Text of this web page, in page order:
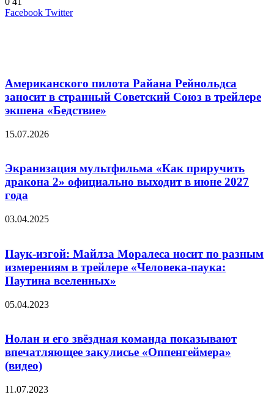
Facebook TwitterLinkedIn
Pinterest
Вконтакте
Одноклассники
Skype
WhatsApp
Telegram
Viber
Американского пилота Райана Рейнольдса
заносит в странный Советский Союз в трейлере
экшена «Бедствие»
15.07.2026
Экранизация мультфильма «Как приручить
дракона 2» официально выходит в июне 2027
года
03.04.2025
Паук-изгой: Майлза Моралеса носит по разным
измерениям в трейлере «Человека-паука:
Паутина вселенных»
05.04.2023
Нолан и его звёздная команда показывают
впечатляющее закулисье «Оппенгеймера»
(видео)
11.07.2023